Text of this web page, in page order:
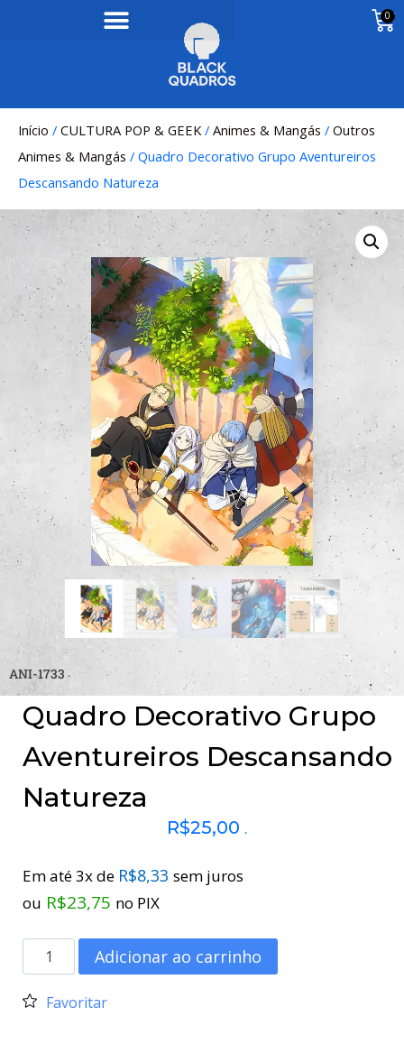
0
Início / CULTURA POP & GEEK/ Animes & Mangás / Outros
Animes & Mangás / Quadro Decorativo Grupo Aventureiros
Descansando Natureza
ANI-1733
Quadro Decorativo Grupo
Aventureiros Descansando
Natureza
R$25,00 .
Em até 3x de R$8,33 sem juros
ou R$23,75 no PIX
Adicionar ao carrinho
Favoritar